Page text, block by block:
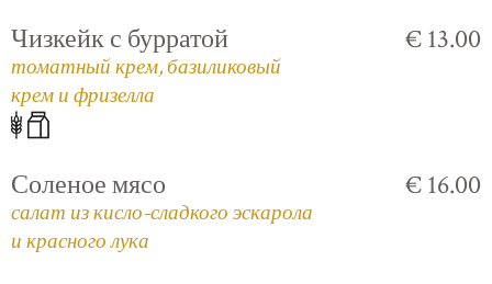
Чизкейк с бурратой
томатный крем, базиликовый
крем и фризелла
€ 13.00
Соленое мясо
салат из кисло-сладкого эскарола
и красного лука
€ 16.00